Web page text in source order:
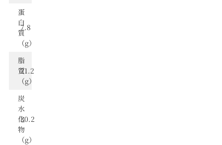
蛋
⽩
質
（g）
7.8
脂
質
（g）
21.2
炭
⽔
化
物
（g）
30.2